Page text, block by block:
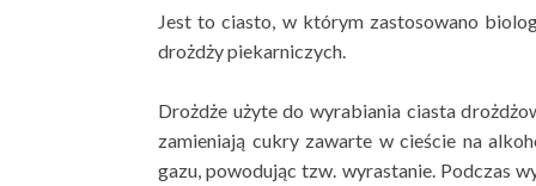
Jest to ciasto, w którym zastosowano
drożdży piekarniczych.
Drożdże użyte do wyrabiania ciasta
zamieniają cukry zawarte w cieście na
gazu, powodując tzw. wyrastanie. Podczas